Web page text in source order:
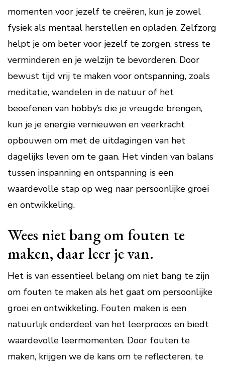
momenten voor jezelf te creëren, kun je zowel
fysiek als mentaal herstellen en opladen. Zelfzorg
helpt je om beter voor jezelf te zorgen, stress te
verminderen en je welzijn te bevorderen. Door
bewust tijd vrij te maken voor ontspanning, zoals
meditatie, wandelen in de natuur of het
beoefenen van hobby’s die je vreugde brengen,
kun je je energie vernieuwen en veerkracht
opbouwen om met de uitdagingen van het
dagelijks leven om te gaan. Het vinden van balans
tussen inspanning en ontspanning is een
waardevolle stap op weg naar persoonlijke groei
en ontwikkeling.
Wees niet bang om fouten te
maken, daar leer je van.
Het is van essentieel belang om niet bang te zijn
om fouten te maken als het gaat om persoonlijke
groei en ontwikkeling. Fouten maken is een
natuurlijk onderdeel van het leerproces en biedt
waardevolle leermomenten. Door fouten te
maken, krijgen we de kans om te reflecteren, te